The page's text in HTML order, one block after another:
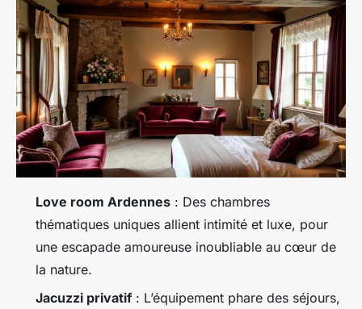
Love room Ardennes : Des chambres
thématiques uniques allient intimité et luxe, pour
une escapade amoureuse inoubliable au cœur de
la nature.
Jacuzzi privatif : L’équipement phare des séjours,